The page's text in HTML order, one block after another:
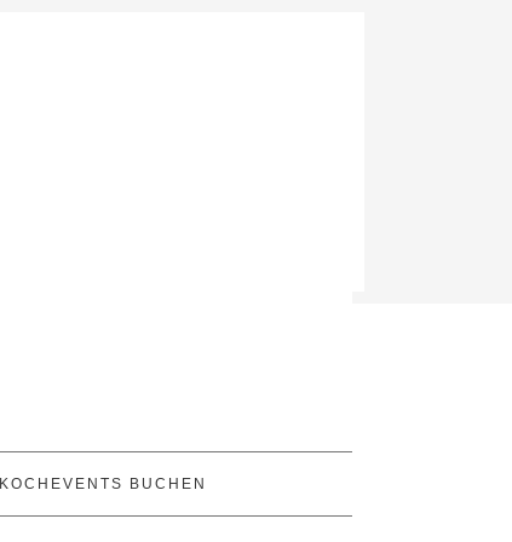
KOCHEVENTS BUCHEN